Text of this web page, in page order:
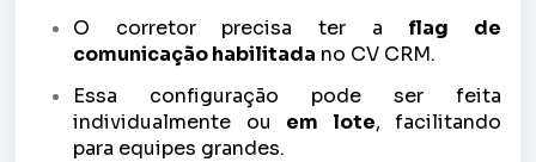
O corretor precisa ter a flag de
comunicação habilitada no CV CRM.
Essa configuração pode ser feita
individualmente ou em lote, facilitando
para equipes grandes.